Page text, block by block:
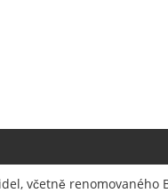
včetně renomovaného